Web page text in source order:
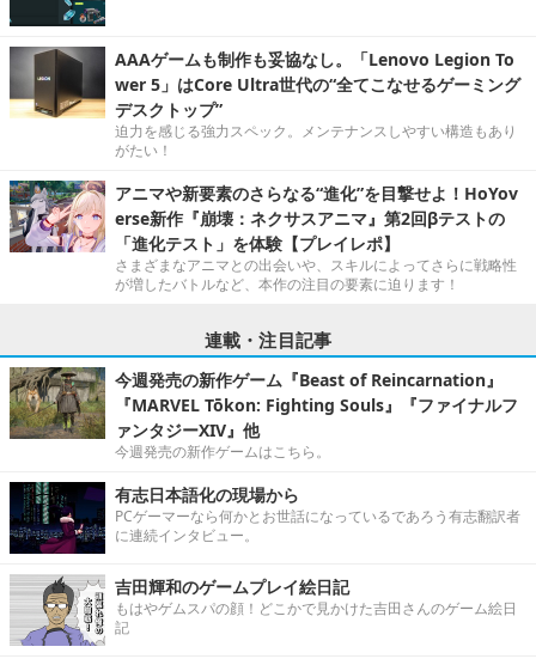
AAAゲームも制作も妥協なし。「Lenovo Legion To
wer 5」はCore Ultra世代の“全てこなせるゲーミング
デスクトップ”
迫力を感じる強力スペック。メンテナンスしやすい構造もあり
がたい！
アニマや新要素のさらなる“進化”を目撃せよ！HoYov
erse新作『崩壊：ネクサスアニマ』第2回βテストの
「進化テスト」を体験【プレイレポ】
さまざまなアニマとの出会いや、スキルによってさらに戦略性
が増したバトルなど、本作の注目の要素に迫ります！
連載・注目記事
今週発売の新作ゲーム『Beast of Reincarnation』
『MARVEL Tōkon: Fighting Souls』『ファイナルフ
ァンタジーXIV』他
今週発売の新作ゲームはこちら。
有志日本語化の現場から
PCゲーマーなら何かとお世話になっているであろう有志翻訳者
に連続インタビュー。
吉田輝和のゲームプレイ絵日記
もはやゲムスパの顔！どこかで見かけた吉田さんのゲーム絵日
記